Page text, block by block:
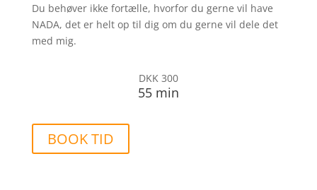
Du behøver ikke fortælle, hvorfor du gerne vil have
NADA, det er helt op til dig om du gerne vil dele det
med mig.
DKK 300
55 min
BOOK TID